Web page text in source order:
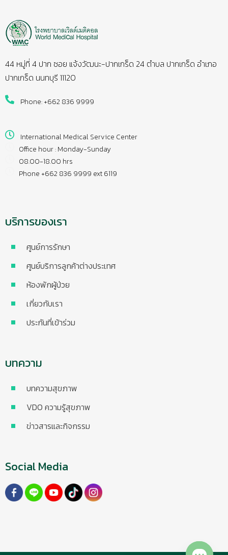
44 หมู่ที่ 4 ปาก ซอย แจ้งวัฒนะ-ปากเกร็ด 24 ตำบล ปากเกร็ด อำเภอ
ปากเกร็ด นนทบุรี 11120
Phone: +662 836 9999
International Medical Service Center
Office hour : Monday-Sunday
08.00-18.00 hrs
Phone +662 836 9999 ext 6119
บริการของเรา
ศูนย์การรักษา
ศูนย์บริการลูกค้าต่างประเทศ
ห้องพักผู้ป่วย
เกี่ยวกับเรา
ประกันที่เข้าร่วม
บทความ
บทความสุขภาพ
VDO ความรู้สุขภาพ
ข่าวสารและกิจกรรม
Social Media